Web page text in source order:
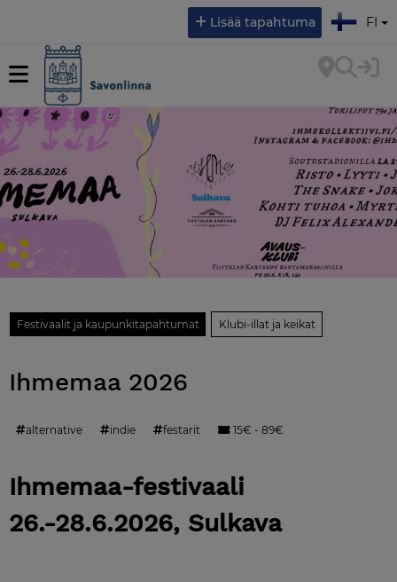
Lisää tapahtuma FI
Festivaalit ja kaupunkitapahtumat Klubi-illat ja keikat
Ihmemaa 2026
alternative indie festarit 15€ - 89€
Ihmemaa-festivaali
26.-28.6.2026, Sulkava